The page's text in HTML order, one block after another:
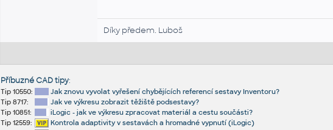
Díky předem. Luboš
Příbuzné CAD tipy:
Tip 10550:
Jak znovu vyvolat vyřešení chybějících referencí sestavy Inventoru?
Tip 8717:
Jak ve výkresu zobrazit těžiště podsestavy?
Tip 10851:
iLogic - jak ve výkresu zpracovat materiál a cestu součásti?
Tip 12559:
Kontrola adaptivity v sestavách a hromadné vypnutí (iLogic)